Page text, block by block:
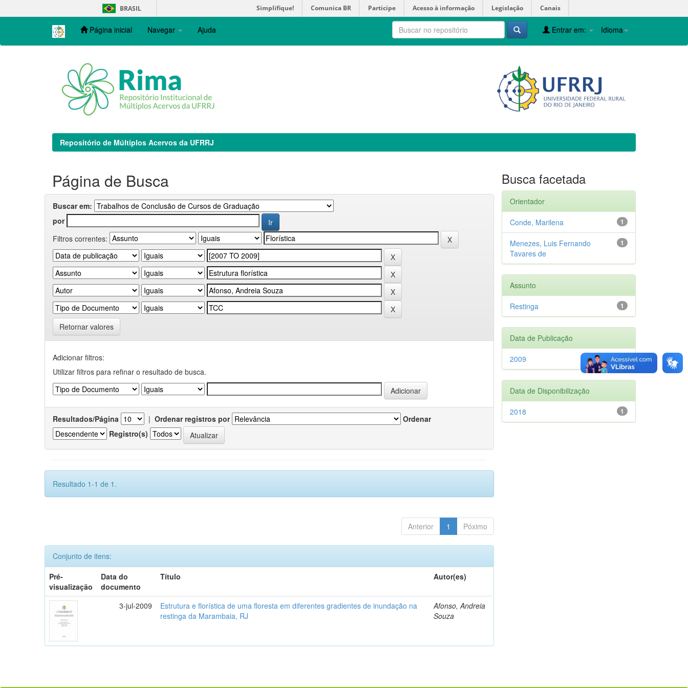
navigation
BRASIL Simplifique! Comunica BR Participe Acesso à informação Legislação Canais
Página inicial Navegar Ajuda Idioma
Entrar em:
Repositório de Múltiplos Acervos da UFRRJ
Página de Busca
Buscar em:
por
Filtros correntes:
Retornar valores
Adicionar filtros:
Utilizar filtros para refinar o resultado de busca.
Resultados/Página | Ordenar registros por
Ordenar
Registro(s)
Resultado 1-1 de 1.
Anterior 1 Póximo
Conjunto de itens:
Pré-
visualização
Data do
documento
Título Autor(es)
3-jul-2009
Estrutura e florística de uma floresta em diferentes gradientes de inundação na
restinga da Marambaia, RJ
Afonso, Andreia
Souza
Busca facetada
Orientador
1
Conde, Marilena
1
Menezes, Luis Fernando
Tavares de
Assunto
1
Restinga
Data de Publicação
1
2009
Data de Disponibilização
1
2018